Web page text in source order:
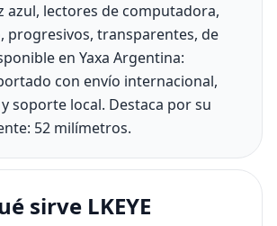
azul, lectores de computadora,
progresivos, transparentes, de
en Yaxa Argentina:
con envío internacional,
soporte local. Destaca por su
52 milímetros.
sirve LKEYE